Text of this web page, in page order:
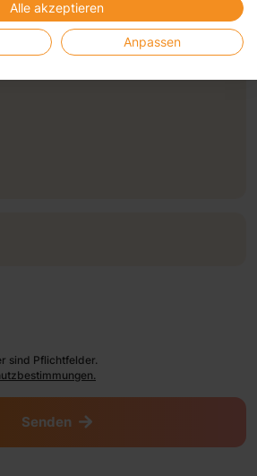
sind Pflichtfelder.
Senden
Alle akzeptieren
Anpassen